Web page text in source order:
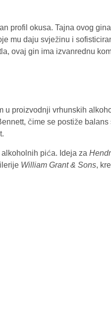
profil okusa. Tajna ovog
mu daju svježinu i
ovaj gin ima izvanrednu
u proizvodnji vrhunskih
čime se postiže
pića. Ideja za
William Grant & Sons,